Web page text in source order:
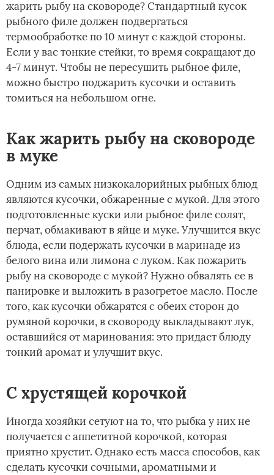
жарить рыбу на сковороде? Стандартный кусок
рыбного филе должен подвергаться
термообработке по 10 минут с каждой стороны.
Если у вас тонкие стейки, то время сокращают до
4-7 минут. Чтобы не пересушить рыбное филе,
можно быстро поджарить кусочки и оставить
томиться на небольшом огне.
Как жарить рыбу на сковороде
в муке
Одним из самых низкокалорийных рыбных блюд
являются кусочки, обжаренные с мукой. Для этого
подготовленные куски или рыбное филе солят,
перчат, обмакивают в яйце и муке. Улучшится вкус
блюда, если подержать кусочки в маринаде из
белого вина или лимона с луком. Как пожарить
рыбу на сковороде с мукой? Нужно обвалять ее в
панировке и выложить в разогретое масло. После
того, как кусочки обжарятся с обеих сторон до
румяной корочки, в сковороду выкладывают лук,
оставшийся от маринования: это придаст блюду
тонкий аромат и улучшит вкус.
С хрустящей корочкой
Иногда хозяйки сетуют на то, что рыбка у них не
получается с аппетитной корочкой, которая
приятно хрустит. Однако есть масса способов, как
сделать кусочки сочными, ароматными и